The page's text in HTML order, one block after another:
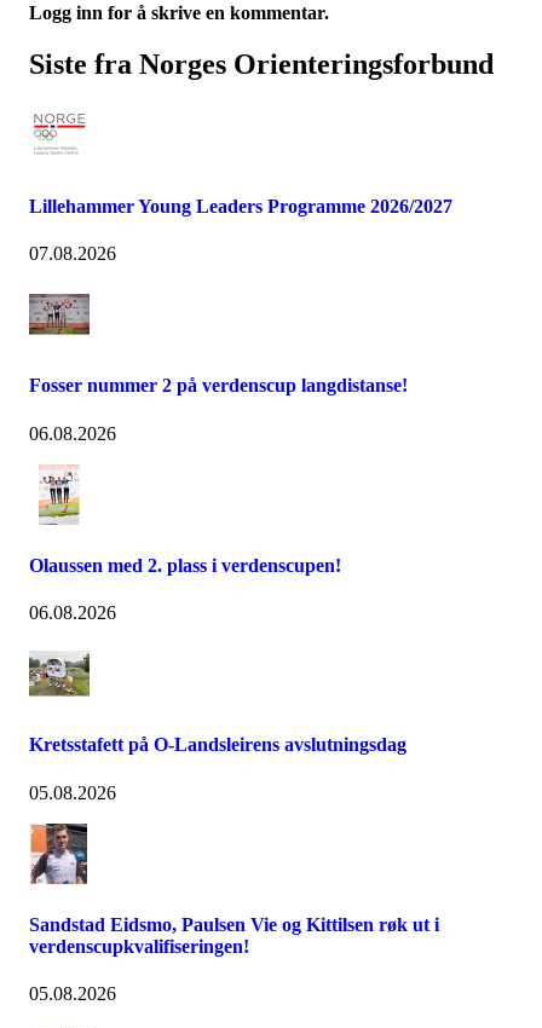
Logg inn for å skrive en kommentar.
Siste fra Norges Orienteringsforbund
Lillehammer Young Leaders Programme 2026/2027
07.08.2026
Fosser nummer 2 på verdenscup langdistanse!
06.08.2026
Olaussen med 2. plass i verdenscupen!
06.08.2026
Kretsstafett på O-Landsleirens avslutningsdag
05.08.2026
Sandstad Eidsmo, Paulsen Vie og Kittilsen røk ut i
verdenscupkvalifiseringen!
05.08.2026